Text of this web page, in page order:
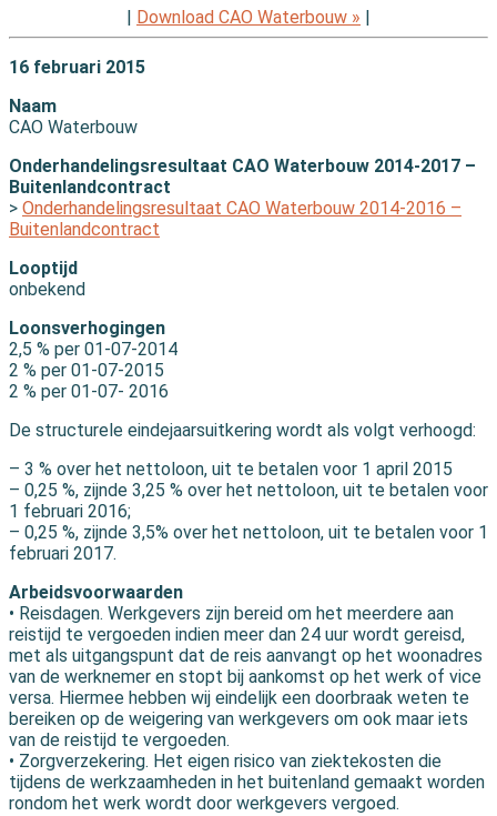
Download CAO Waterbouw »
16 februari 2015
Naam
CAO Waterbouw
Onderhandelingsresultaat CAO Waterbouw 2014-2017 –
Buitenlandcontract
> Onderhandelingsresultaat CAO Waterbouw 2014-2016 –
Buitenlandcontract
Looptijd
onbekend
Loonsverhogingen
2,5 % per 01-07-2014
2 % per 01-07-2015
2 % per 01-07- 2016
De structurele eindejaarsuitkering wordt als volgt verhoogd:
– 3 % over het nettoloon, uit te betalen voor 1 april 2015
– 0,25 %, zijnde 3,25 % over het nettoloon, uit te betalen voor
1 februari 2016;
– 0,25 %, zijnde 3,5% over het nettoloon, uit te betalen voor 1
februari 2017.
Arbeidsvoorwaarden
• Reisdagen. Werkgevers zijn bereid om het meerdere aan
reistijd te vergoeden indien meer dan 24 uur wordt gereisd,
met als uitgangspunt dat de reis aanvangt op het woonadres
van de werknemer en stopt bij aankomst op het werk of vice
versa. Hiermee hebben wij eindelijk een doorbraak weten te
bereiken op de weigering van werkgevers om ook maar iets
van de reistijd te vergoeden.
• Zorgverzekering. Het eigen risico van ziektekosten die
tijdens de werkzaamheden in het buitenland gemaakt worden
rondom het werk wordt door werkgevers vergoed.